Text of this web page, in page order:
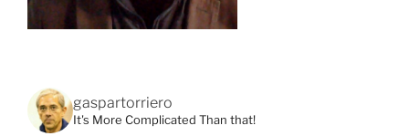
gaspartorriero
It's More Complicated Than that!